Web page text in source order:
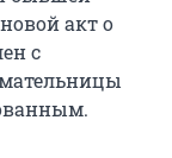
акт о
с